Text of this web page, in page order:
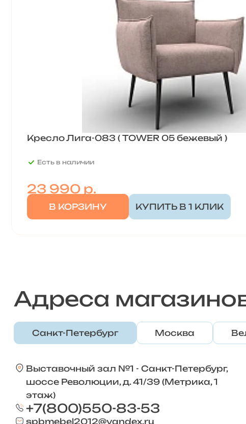
Кресло Лига-083 ( TOWER 05 бежевый )
Есть в наличии
23 990р.
В КОРЗИНУ КУПИТЬ В 1 КЛИК
Адреса
Санкт-Петербург Москва
Выставочный зал №1 - Санкт-Петербург,
шоссе Революции, д. 41/39 (Метрика, 1
этаж)
+7(800)550-83-53
spbmebel2012@yandex.ru